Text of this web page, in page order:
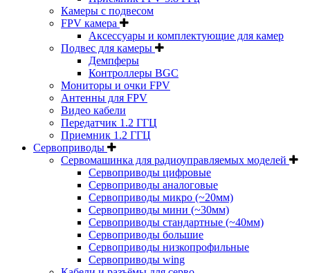
Камеры с подвесом
FPV камера
Аксессуары и комплектующие для камер
Подвес для камеры
Демпферы
Контроллеры BGC
Мониторы и очки FPV
Антенны для FPV
Видео кабели
Передатчик 1.2 ГГЦ
Приемник 1.2 ГГЦ
Сервоприводы
Сервомашинка для радиоуправляемых моделей
Сервоприводы цифровые
Сервоприводы аналоговые
Сервоприводы микро (~20мм)
Сервоприводы мини (~30мм)
Сервоприводы стандартные (~40мм)
Сервоприводы большие
Сервоприводы низкопрофильные
Сервоприводы wing